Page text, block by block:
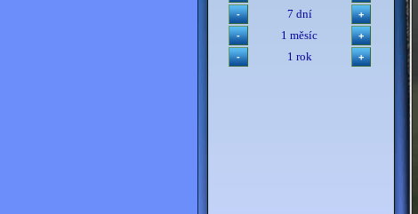
7 dní
1 měsíc
1 rok